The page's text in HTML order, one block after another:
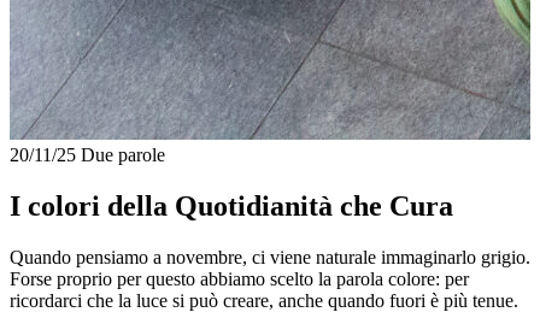
20/11/25 Due parole
I colori della Quotidianità che Cura
Quando pensiamo a novembre, ci viene naturale immaginarlo grigio.
Forse proprio per questo abbiamo scelto la parola colore: per
ricordarci che la luce si può creare, anche quando fuori è più tenue.